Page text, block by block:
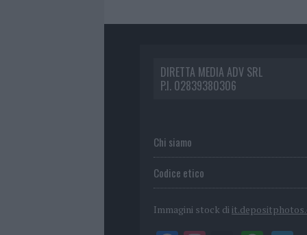
DIRETTA MEDIA ADV SRL
P.I. 02839380306
Chi siamo
Codice etico
Immagini stock di